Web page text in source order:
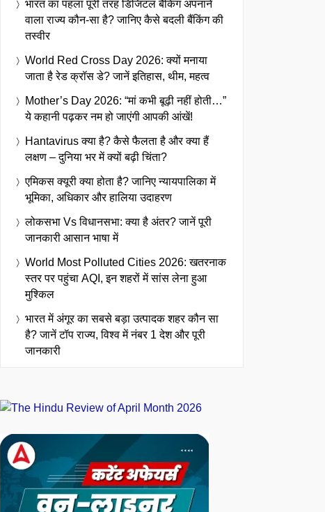
भारत का पहला पूरी तरह डिजिटल बैंकिंग अपनाने
वाला राज्य कौन-सा है? जानिए कैसे बदली बैंकिंग की
तस्वीर
World Red Cross Day 2026: क्यों मनाया
जाता है रेड क्रॉस डे? जानें इतिहास, थीम, महत्व
Mother’s Day 2026: “मां कभी बूढ़ी नहीं होती…”
ये कहानी पढ़कर नम हो जाएंगी आपकी आंखें!
Hantavirus क्या है? कैसे फैलता है और क्या हैं
लक्षण – दुनिया भर में क्यों बढ़ी चिंता?
एमिकस क्यूरी क्या होता है? जानिए न्यायपालिका में
भूमिका, अधिकार और हालिया उदाहरण
लोकसभा Vs विधानसभा: क्या है अंतर? जानें पूरी
जानकारी आसान भाषा में
World Most Polluted Cities 2026: खतरनाक
स्तर पर पहुंचा AQI, इन शहरों में सांस लेना हुआ
मुश्किल
भारत में अंगूर का सबसे बड़ा उत्पादक शहर कौन सा
है? जानें टॉप राज्य, विश्व में नंबर 1 देश और पूरी
जानकारी